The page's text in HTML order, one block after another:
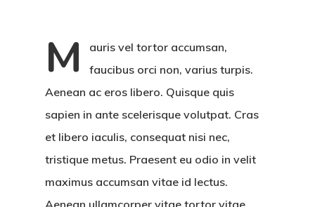
M
auris vel tortor accumsan,
faucibus orci non, varius turpis.
Aenean ac eros libero. Quisque quis
sapien in ante scelerisque volutpat. Cras
et libero iaculis, consequat nisi nec,
tristique metus. Praesent eu odio in velit
maximus accumsan vitae id lectus.
Aenean ullamcorper vitae tortor vitae